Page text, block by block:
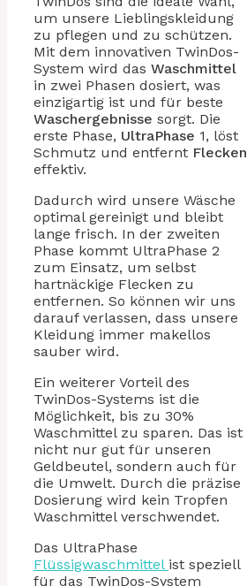
um unsere Lieblingskleidung
zu pflegen und zu schützen.
Mit dem innovativen TwinDos-
System wird das Waschmittel
in zwei Phasen dosiert, was
einzigartig ist und für beste
Waschergebnisse sorgt. Die
erste Phase, UltraPhase 1, löst
Schmutz und entfernt Flecken
effektiv.
Dadurch wird unsere Wäsche
optimal gereinigt und bleibt
lange frisch. In der zweiten
Phase kommt UltraPhase 2
zum Einsatz, um selbst
hartnäckige Flecken zu
entfernen. So können wir uns
darauf verlassen, dass unsere
Kleidung immer makellos
sauber wird.
Ein weiterer Vorteil des
TwinDos-Systems ist die
Möglichkeit, bis zu 30%
Waschmittel zu sparen. Das ist
nicht nur gut für unseren
Geldbeutel, sondern auch für
die Umwelt. Durch die präzise
Dosierung wird kein Tropfen
Waschmittel verschwendet.
Das UltraPhase
Flüssigwaschmittel ist speziell
für das TwinDos-System